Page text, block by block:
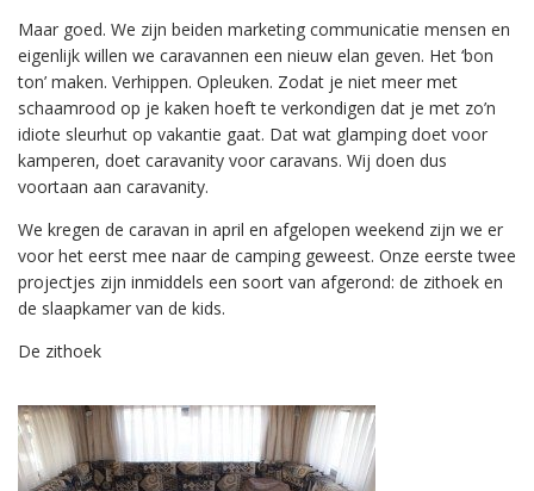
Maar goed. We zijn beiden marketing communicatie mensen en
eigenlijk willen we caravannen een nieuw elan geven. Het ‘bon
ton’ maken. Verhippen. Opleuken. Zodat je niet meer met
schaamrood op je kaken hoeft te verkondigen dat je met zo’n
idiote sleurhut op vakantie gaat. Dat wat glamping doet voor
kamperen, doet caravanity voor caravans. Wij doen dus
voortaan aan caravanity.
We kregen de caravan in april en afgelopen weekend zijn we er
voor het eerst mee naar de camping geweest. Onze eerste twee
projectjes zijn inmiddels een soort van afgerond: de zithoek en
de slaapkamer van de kids.
De zithoek